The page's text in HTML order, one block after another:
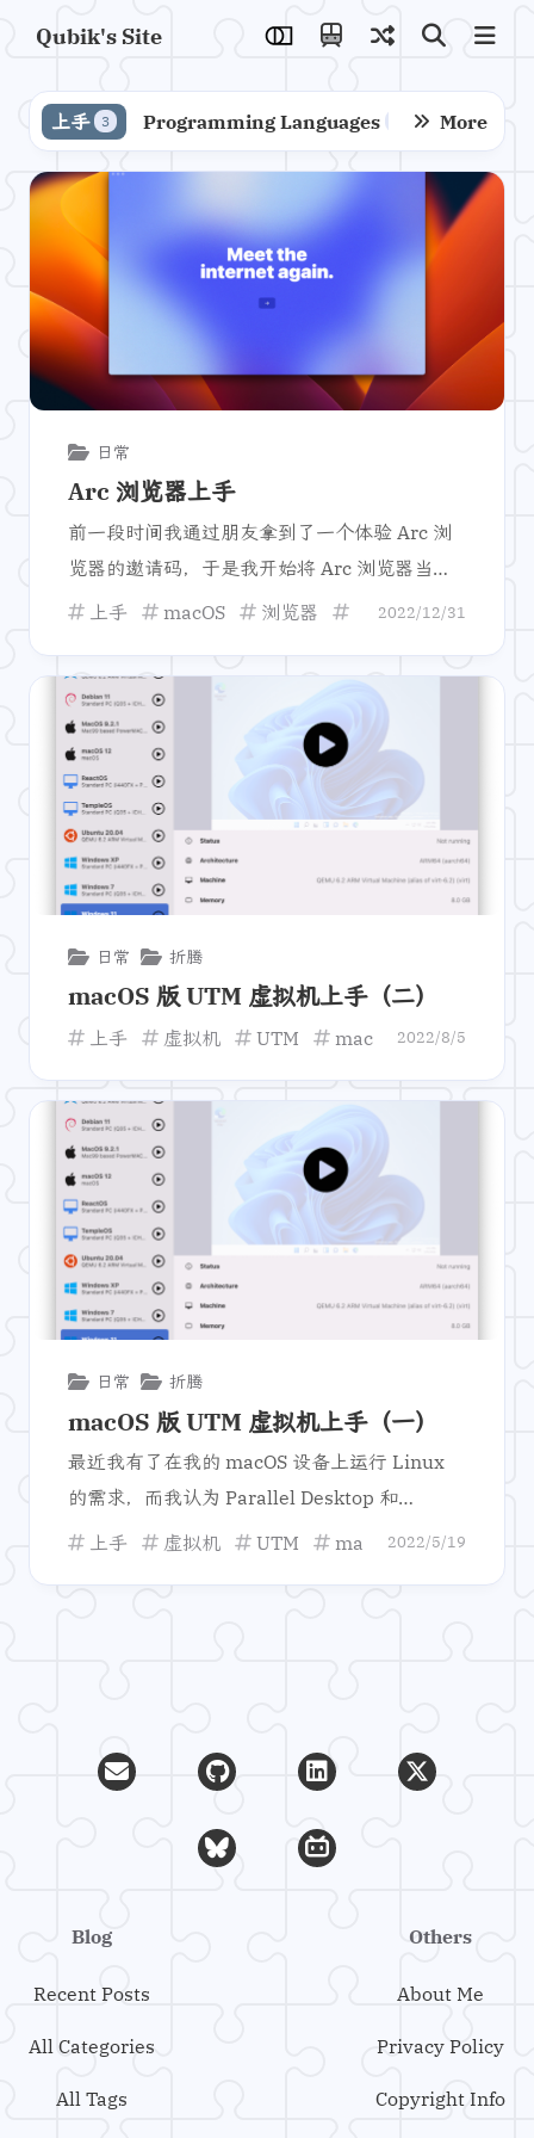
Qubik's Site
上手 3 Programming Languages More
日常
Arc 浏览器上手
前一段时间我通过朋友拿到了一个体验 Arc 浏
览器的邀请码，于是我开始将 Arc 浏览器当作
我的主力浏览器使用了一段时间。由于生活中
拖到了现在。这篇文章仍然主要着重于 Arc 浏
览器带给我的第一印象，那我们开始吧！
上手 macOS 浏览器 Arc2022/12/31
日常 折腾
macOS 版 UTM 虚拟机上手（二）
上手 虚拟机 UTM macOS 2022/8/5
日常 折腾
macOS 版 UTM 虚拟机上手（一）
最近我有了在我的 macOS 设备上运行 Linux
的需求，而我认为 Parallel Desktop 和
VMware Fusion 都体积较大。但我突然想到了
上手 虚拟机 UTM macOS2022/5/19
Blog
Recent Posts
All Categories
All Tags
Others
About Me
Privacy Policy
Copyright Info